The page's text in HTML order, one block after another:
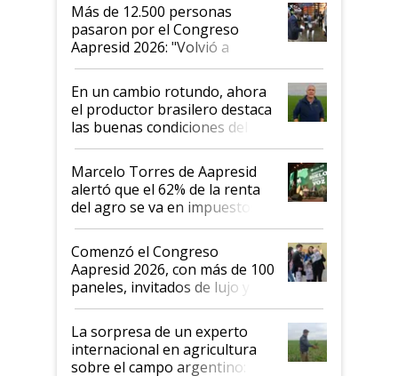
Más de 12.500 personas
pasaron por el Congreso
Aapresid 2026: "Volvió a
demostrar que hablar del
suelo es hablar de todo el
sistema productivo"
En un cambio rotundo, ahora
el productor brasilero destaca
las buenas condiciones del
agro argentino para invertir:
"Los veo más motivados"
Marcelo Torres de Aapresid
alertó que el 62% de la renta
del agro se va en impuestos:
"No es bueno que en
Argentina se sigan discutiendo
las mismas cosas de hace 50
años"
Comenzó el Congreso
Aapresid 2026, con más de 100
paneles, invitados de lujo y
todas las tendencias
La sorpresa de un experto
internacional en agricultura
sobre el campo argentino: